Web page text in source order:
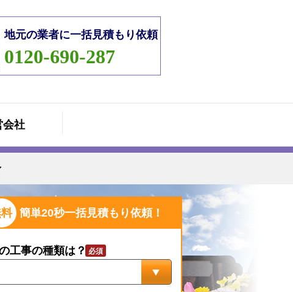
地元の業者に一括見積もり依頼
0120-690-287
会社
簡単20秒一括見積もり依頼！
工事の種類は？